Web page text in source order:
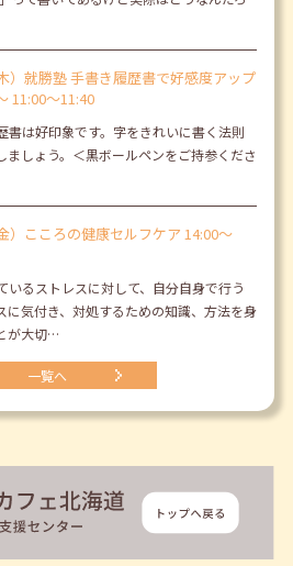
）就勝塾 手書き履歴書で好感度アップ
11:00～11:40
書は好印象です。字をきれいに書く法則
ましょう。＜黒ボールペンをご持参くださ
）こころの健康セルフケア 14:00～
いるストレスに対して、自分自身で行う
に気付き、対処するための知識、方法を身
が大切…
一覧へ